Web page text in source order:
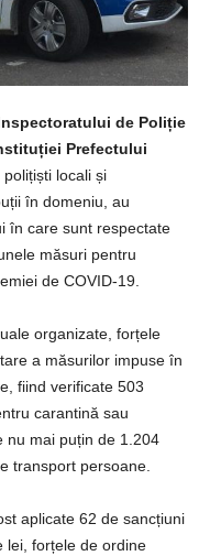
de Poliție
Prefectului
locali și
în domeniu, au
în care sunt respectate
măsuri pentru
de COVID-19.
organizate, forțele
a măsurilor impuse în
fiind verificate 503
carantină sau
nu mai puțin de 1.204
transport persoane.
aplicate 62 de sancțiuni
lei, forțele de ordine